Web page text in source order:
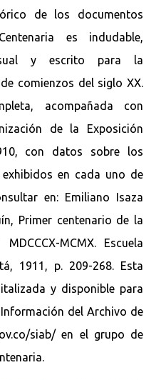
de los documentos
es indudable,
y escrito para la
comienzos del siglo XX.
acompañada con
de la Exposición
con datos sobre los
en cada uno de
en: Emiliano Isaza
Primer centenario de la
MCMX. Escuela
1911, p. 209-268. Esta
y disponible para
del Archivo de
siab/ en el grupo de